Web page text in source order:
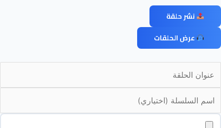
نشر حلقة
عرض الحلقات